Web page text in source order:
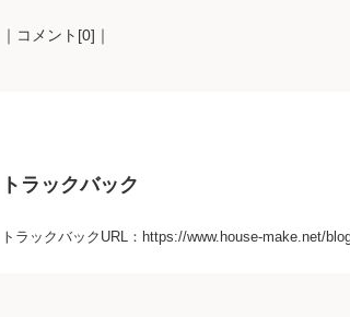
｜コメント[0]｜
トラックバック
トラックバックURL：https://www.house-make.net/